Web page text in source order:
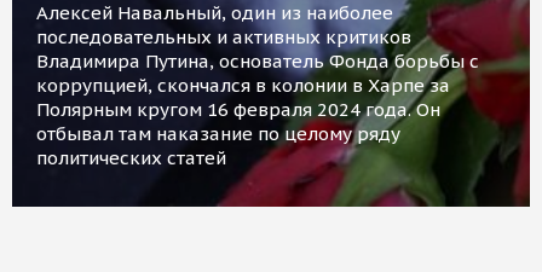
Алексей Навальный, один из наиболее
последовательных и активных критиков
Владимира Путина, основатель Фонда борьбы с
коррупцией, скончался в колонии в Харпе за
Полярным кругом 16 февраля 2024 года. Он
отбывал там наказание по целому ряду
политических статей